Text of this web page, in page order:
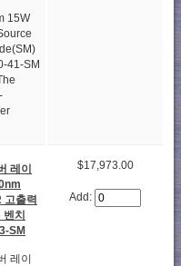
15W
41-SM
레이
고출력
치
SM
레이
$17,973.00
Add: